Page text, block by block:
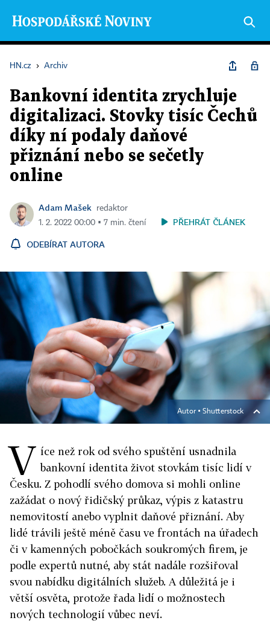
HN.cz › Archiv
Bankovní identita zrychluje
digitalizaci. Stovky tisíc Čechů
díky ní podaly daňové
přiznání nebo se sečetly
online
Adam Mašek
redaktor
1. 2. 2022 00:00 ▪ 7 min. čtení
PŘEHRÁT ČLÁNEK
ODEBÍRAT AUTORA
Autor ▪ Shutterstock
V íce než rok od svého spuštění usnadnila
bankovní identita život stovkám tisíc lidí v
Česku. Z pohodlí svého domova si mohli online
zažádat o nový řidičský průkaz, výpis z katastru
nemovitostí anebo vyplnit daňové přiznání. Aby
lidé trávili ještě méně času ve frontách na úřadech
či v kamenných pobočkách soukromých firem, je
podle expertů nutné, aby stát nadále rozšiřoval
svou nabídku digitálních služeb. A důležitá je i
větší osvěta, protože řada lidí o možnostech
nových technologií vůbec neví.